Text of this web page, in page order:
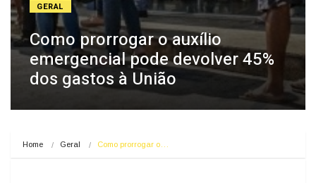
GERAL
Como prorrogar o auxílio
emergencial pode devolver 45%
dos gastos à União
Home Geral Como prorrogar o…